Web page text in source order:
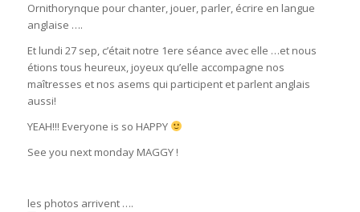
Ornithorynque pour chanter, jouer, parler, écrire en langue
anglaise ….
Et lundi 27 sep, c’était notre 1ere séance avec elle …et nous
étions tous heureux, joyeux qu’elle accompagne nos
maîtresses et nos asems qui participent et parlent anglais
aussi!
YEAH!!! Everyone is so HAPPY
See you next monday MAGGY !
les photos arrivent ….